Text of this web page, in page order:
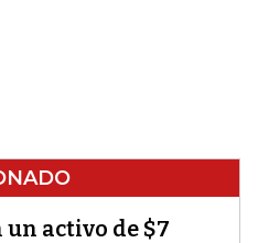
activo de $7